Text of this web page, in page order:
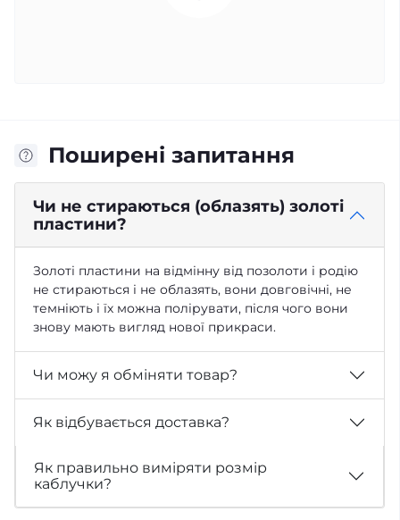
Поширені запитання
Чи не стираються (облазять) золоті
пластини?
Золоті пластини на відмінну від позолоти і родію
не стираються і не облазять, вони довговічні, не
темніють і їх можна полірувати, після чого вони
знову мають вигляд нової прикраси.
Чи можу я обміняти товар?
Як відбувається доставка?
Як правильно виміряти розмір
каблучки?